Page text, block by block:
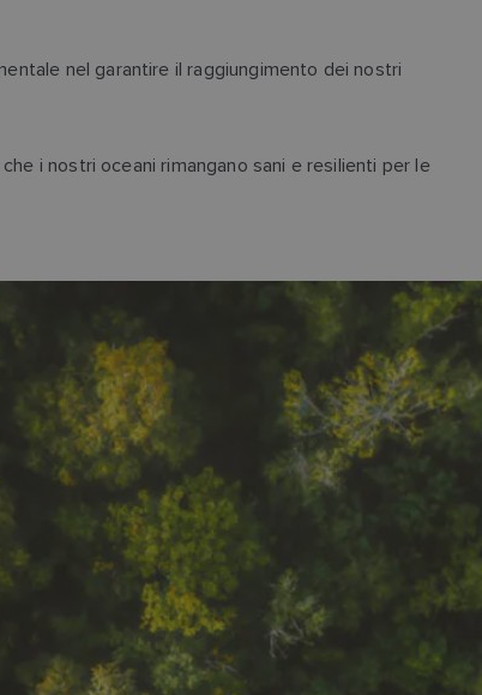
nel garantire il raggiungimento dei nostri
i nostri oceani rimangano sani e resilienti per le